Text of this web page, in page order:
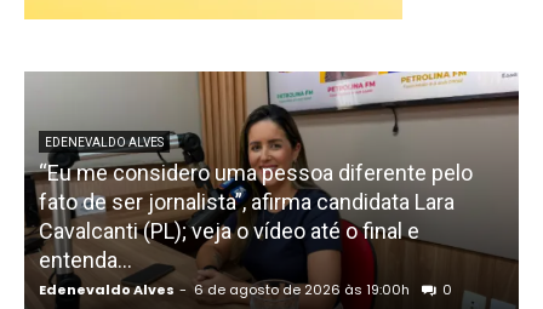
EDENEVALDO ALVES
“Eu me considero uma pessoa diferente pelo
fato de ser jornalista”, afirma candidata Lara
Cavalcanti (PL); veja o vídeo até o final e
entenda...
Edenevaldo Alves - 6 de agosto de 2026 às 19:00h 0